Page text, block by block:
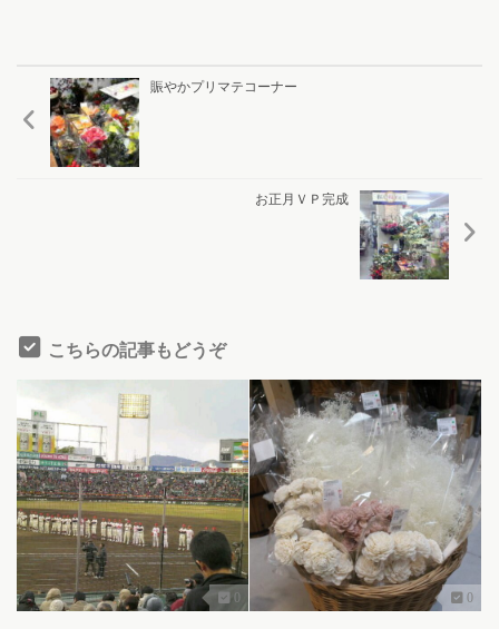
賑やかプリマテコーナー
お正月ＶＰ完成
こちらの記事もどうぞ
0 0